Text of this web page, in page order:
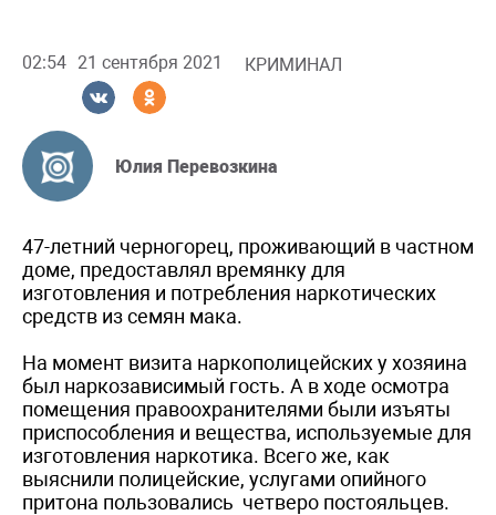
02:54 21 сентября 2021 КРИМИНАЛ
Юлия Перевозкина
47-летний черногорец, проживающий в частном
доме, предоставлял времянку для
изготовления и потребления наркотических
средств из семян мака.
На момент визита наркополицейских у хозяина
был наркозависимый гость. А в ходе осмотра
помещения правоохранителями были изъяты
приспособления и вещества, используемые для
изготовления наркотика. Всего же, как
выяснили полицейские, услугами опийного
притона пользовались четверо постояльцев.